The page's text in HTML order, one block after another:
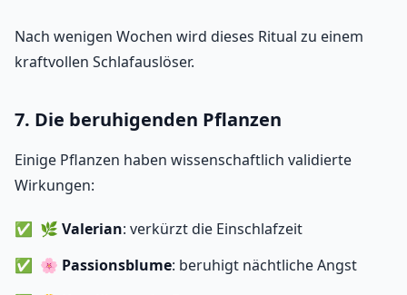
Nach wenigen Wochen wird dieses Ritual zu einem
kraftvollen Schlafauslöser.
7. Die beruhigenden Pflanzen
Einige Pflanzen haben wissenschaftlich validierte
Wirkungen:
🌿 Valerian: verkürzt die Einschlafzeit
🌸 Passionsblume: beruhigt nächtliche Angst